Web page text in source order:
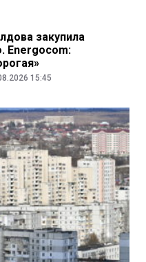
закупила
Energocom:
15:45